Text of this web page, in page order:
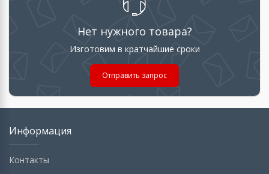
Нет нужного товара?
Изготовим в кратчайшие сроки
Отправить запрос
Информация
Контакты